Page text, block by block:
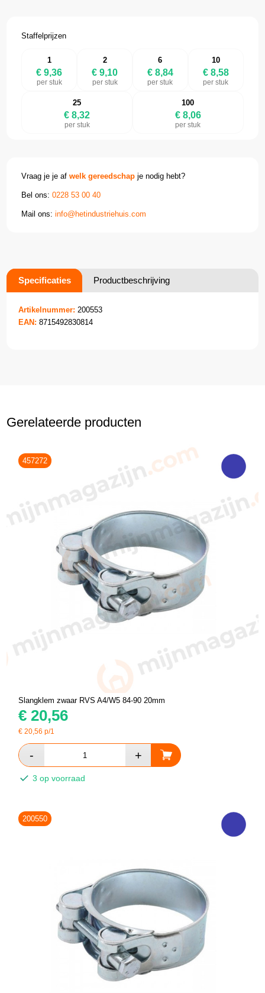
Staffelprijzen
1
€ 9,36
per stuk
2
€ 9,10
per stuk
6
€ 8,84
per stuk
10
€ 8,58
per stuk
25
€ 8,32
per stuk
100
€ 8,06
per stuk
Vraag je je afwelk gereedschap je nodig hebt?
Bel ons:0228 53 00 40
Mail ons:info@hetindustriehuis.com
Specificaties Productbeschrijving
Artikelnummer: 200553
EAN: 8715492830814
Gerelateerde producten
457272
Slangklem zwaar RVS A4/W5 84-90 20mm
€ 20,56
€20,56 p/1
3 op voorraad
200550